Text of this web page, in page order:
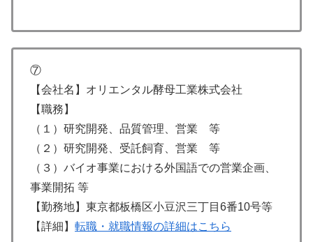
⑦
【会社名】オリエンタル酵母工業株式会社
【職務】
（１）研究開発、品質管理、営業 等
（２）研究開発、受託飼育、営業 等
（３）バイオ事業における外国語での営業企画、
事業開拓 等
【勤務地】東京都板橋区小豆沢三丁目6番10号等
【詳細】 転職・就職情報の詳細はこちら